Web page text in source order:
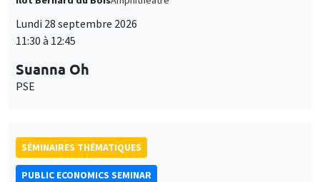
Lundi 28 septembre 2026
11:30 à 12:45
Suanna Oh
PSE
SÉMINAIRES THÉMATIQUES
PUBLIC ECONOMICS SEMINAR